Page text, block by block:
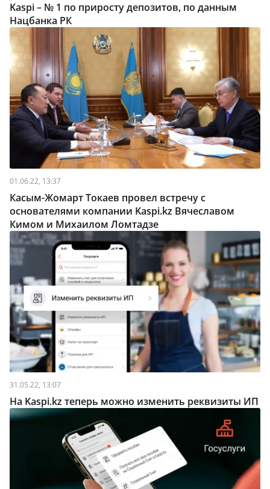
Kaspi – № 1 по приросту депозитов, по данным
Нацбанка РК
01.06.22, 13:37
Касым-Жомарт Токаев провел встречу с
основателями компании Kaspi.kz Вячеславом
Кимом и Михаилом Ломтадзе
31.05.22, 13:07
На Kaspi.kz теперь можно изменить реквизиты ИП